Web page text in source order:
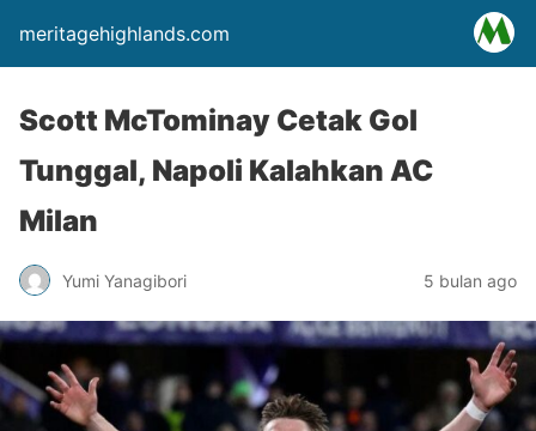
meritagehighlands.com
Scott McTominay Cetak Gol
Tunggal, Napoli Kalahkan AC
Milan
Yumi Yanagibori 5 bulan ago